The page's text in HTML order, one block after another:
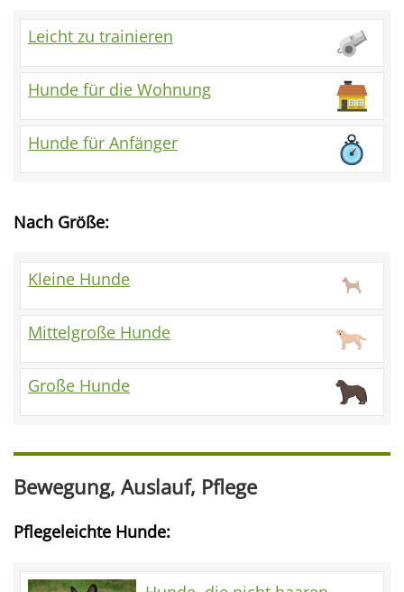
Leicht zu trainieren
Hunde für die Wohnung
Hunde für Anfänger
Nach Größe:
Kleine Hunde
Mittelgroße Hunde
Große Hunde
Bewegung, Auslauf, Pflege
Pflegeleichte Hunde: